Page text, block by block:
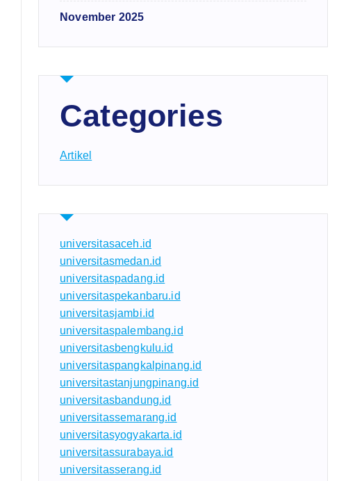
November 2025
Categories
Artikel
universitasaceh.id
universitasmedan.id
universitaspadang.id
universitaspekanbaru.id
universitasjambi.id
universitaspalembang.id
universitasbengkulu.id
universitaspangkalpinang.id
universitastanjungpinang.id
universitasbandung.id
universitassemarang.id
universitasyogyakarta.id
universitassurabaya.id
universitasserang.id